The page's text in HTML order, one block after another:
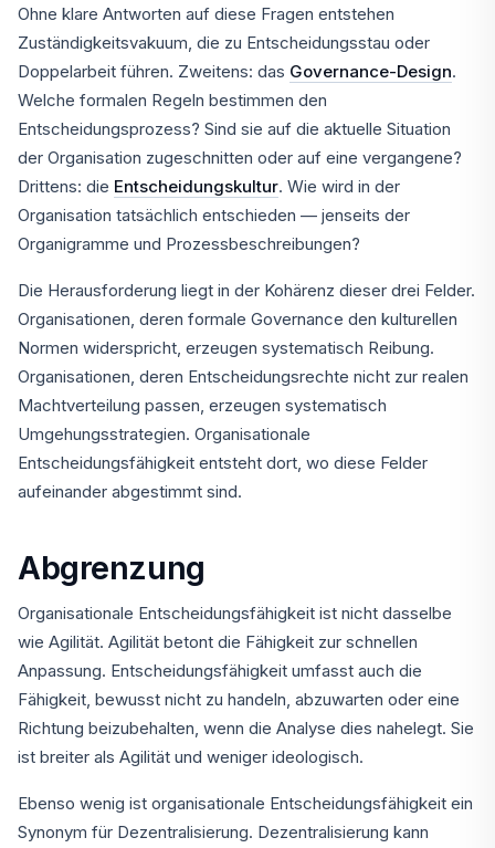
Ohne klare Antworten auf diese Fragen entstehen
Zuständigkeitsvakuum, die zu Entscheidungsstau oder
Doppelarbeit führen. Zweitens: das Governance-Design.
Welche formalen Regeln bestimmen den
Entscheidungsprozess? Sind sie auf die aktuelle Situation
der Organisation zugeschnitten oder auf eine vergangene?
Drittens: die Entscheidungskultur. Wie wird in der
Organisation tatsächlich entschieden — jenseits der
Organigramme und Prozessbeschreibungen?
Die Herausforderung liegt in der Kohärenz dieser drei Felder.
Organisationen, deren formale Governance den kulturellen
Normen widerspricht, erzeugen systematisch Reibung.
Organisationen, deren Entscheidungsrechte nicht zur realen
Machtverteilung passen, erzeugen systematisch
Umgehungsstrategien. Organisationale
Entscheidungsfähigkeit entsteht dort, wo diese Felder
aufeinander abgestimmt sind.
Abgrenzung
Organisationale Entscheidungsfähigkeit ist nicht dasselbe
wie Agilität. Agilität betont die Fähigkeit zur schnellen
Anpassung. Entscheidungsfähigkeit umfasst auch die
Fähigkeit, bewusst nicht zu handeln, abzuwarten oder eine
Richtung beizubehalten, wenn die Analyse dies nahelegt. Sie
ist breiter als Agilität und weniger ideologisch.
Ebenso wenig ist organisationale Entscheidungsfähigkeit ein
Synonym für Dezentralisierung. Dezentralisierung kann